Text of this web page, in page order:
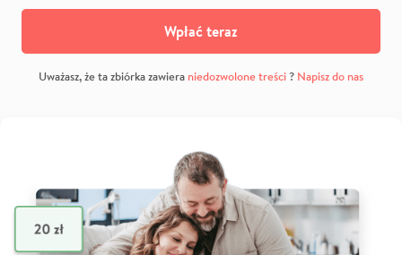
Wpłać teraz
Uważasz, że ta zbiórka zawiera niedozwolone treści? Napisz do nas